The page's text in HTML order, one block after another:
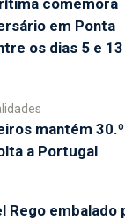
em Ponta
os dias 5 e
mantém 30.º
a Portugal
Rego embalado